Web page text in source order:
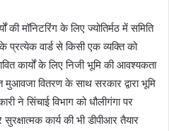
की मॉनिटरिंग के लिए ज्योतिर्मठ में समिति
प्रत्येक वार्ड से किसी एक व्यक्ति को
कार्यों के लिए निजी भूमि की आवश्यकता
वितरण के साथ सरकार द्वारा भूमि
ने सिंचाई विभाग को धौलीगंगा पर
कार्य की भी डीपीआर तैयार